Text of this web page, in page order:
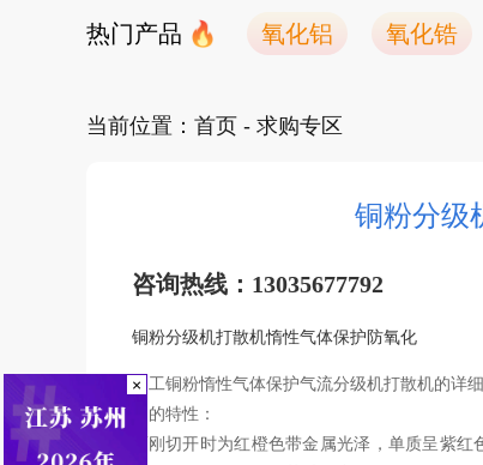
热门产品 氧化铝 氧化锆
当前位置： 首页 - 求购专区
铜粉分级
咨询热线：13035677792
铜粉分级机打散机惰性气体保护防氧化
加工铜粉惰性气体保护气流分级机打散机的详细
铜的特性：
面刚切开时为红橙色带金属光泽，单质呈紫
×